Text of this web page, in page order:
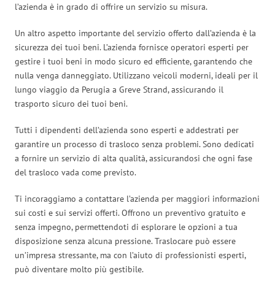
l’azienda è in grado di offrire un servizio su misura.
Un altro aspetto importante del servizio offerto dall’azienda è la
sicurezza dei tuoi beni. L’azienda fornisce operatori esperti per
gestire i tuoi beni in modo sicuro ed efficiente, garantendo che
nulla venga danneggiato. Utilizzano veicoli moderni, ideali per il
lungo viaggio da Perugia a Greve Strand, assicurando il
trasporto sicuro dei tuoi beni.
Tutti i dipendenti dell’azienda sono esperti e addestrati per
garantire un processo di trasloco senza problemi. Sono dedicati
a fornire un servizio di alta qualità, assicurandosi che ogni fase
del trasloco vada come previsto.
Ti incoraggiamo a contattare l’azienda per maggiori informazioni
sui costi e sui servizi offerti. Offrono un preventivo gratuito e
senza impegno, permettendoti di esplorare le opzioni a tua
disposizione senza alcuna pressione. Traslocare può essere
un’impresa stressante, ma con l’aiuto di professionisti esperti,
può diventare molto più gestibile.